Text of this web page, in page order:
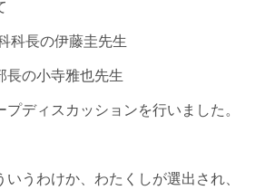
長の伊藤圭先生
の小寺雅也先生
ディスカッションを行いました。
うわけか、わたくしが選出され、